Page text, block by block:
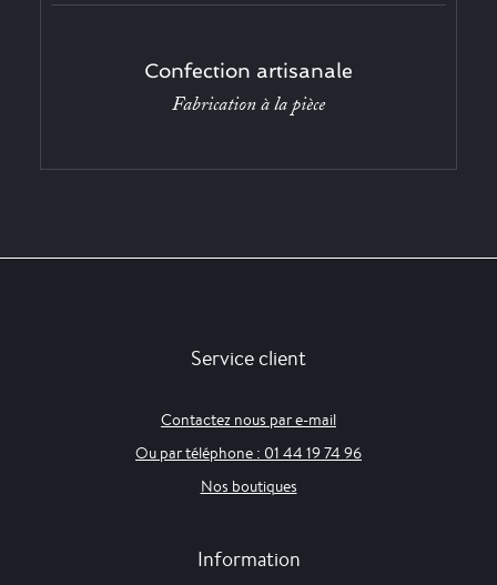
Confection artisanale
Fabrication à la pièce
Service client
Contactez nous par e-mail
Ou par téléphone : 01 44 19 74 96
Nos boutiques
Information